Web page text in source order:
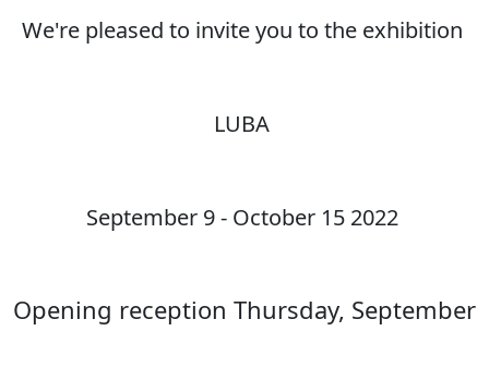
We're pleased to invite you to the exhibition
LUBA
September 9 - October 15 2022
Opening reception Thursday, September